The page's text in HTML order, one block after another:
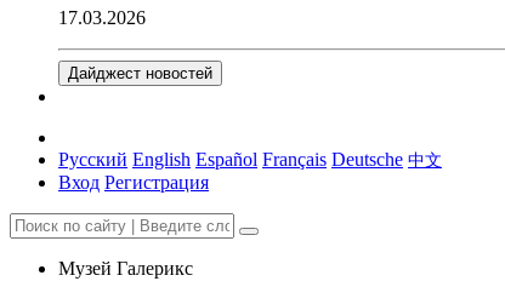
17.03.2026
Дайджест новостей
Русский English Español Français Deutsche 中文
Вход Регистрация
Музей Галерикс